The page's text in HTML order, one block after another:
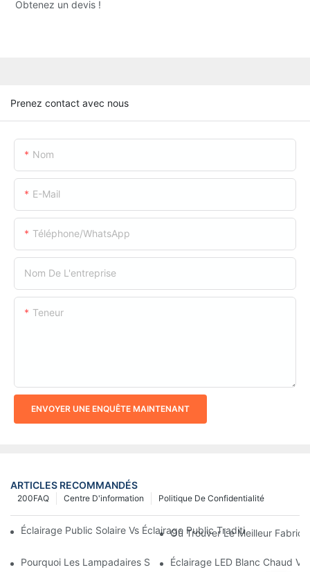
Obtenez un devis !
Prenez contact avec nous
Nom
E-Mail
Téléphone/WhatsApp
Nom De L'entreprise
Teneur
ENVOYER UNE ENQUÊTE MAINTENANT
ARTICLES RECOMMANDÉS
Politique De Confidentialité
Centre D'information
200FAQ
Éclairage Public Solaire Vs Éclairage Public Traditionnel : Coût,
Où Trouver Le Meilleur
Pourquoi Les Lampadaires Solaires Deviennent-Ils Populaires ?
Éclairage LED Blanc Chaud Vs